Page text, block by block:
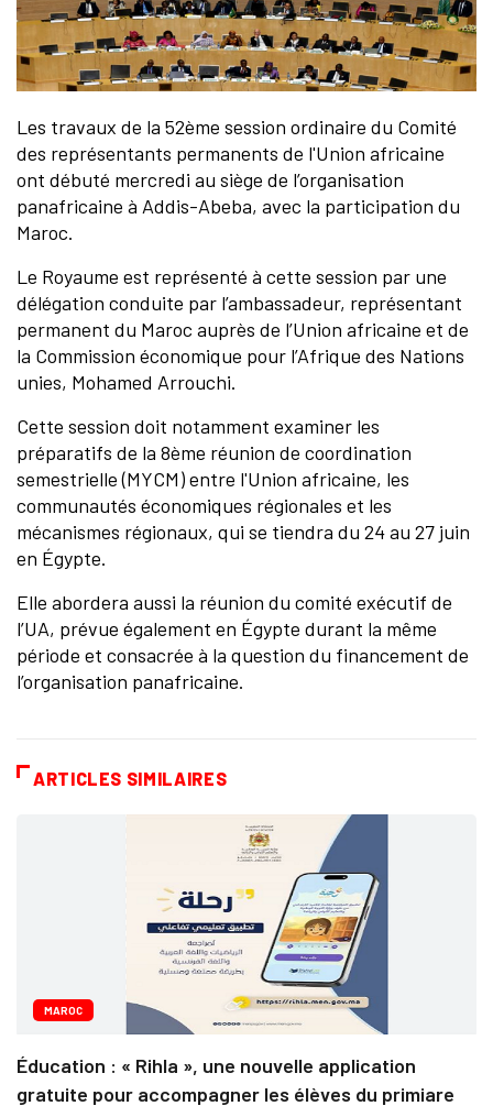
Les travaux de la 52ème session ordinaire du Comité
des représentants permanents de l'Union africaine
ont débuté mercredi au siège de l’organisation
panafricaine à Addis-Abeba, avec la participation du
Maroc.
Le Royaume est représenté à cette session par une
délégation conduite par l’ambassadeur, représentant
permanent du Maroc auprès de l’Union africaine et de
la Commission économique pour l’Afrique des Nations
unies, Mohamed Arrouchi.
Cette session doit notamment examiner les
préparatifs de la 8ème réunion de coordination
semestrielle (MYCM) entre l'Union africaine, les
communautés économiques régionales et les
mécanismes régionaux, qui se tiendra du 24 au 27 juin
en Égypte.
Elle abordera aussi la réunion du comité exécutif de
l’UA, prévue également en Égypte durant la même
période et consacrée à la question du financement de
l’organisation panafricaine.
ARTICLES SIMILAIRES
MAROC
Éducation : « Rihla », une nouvelle application
gratuite pour accompagner les élèves du primiare